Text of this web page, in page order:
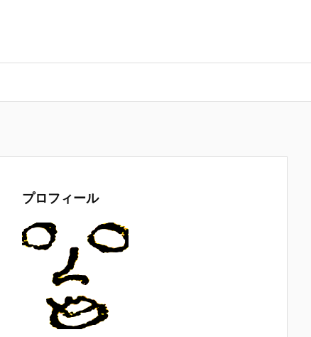
プロフィール